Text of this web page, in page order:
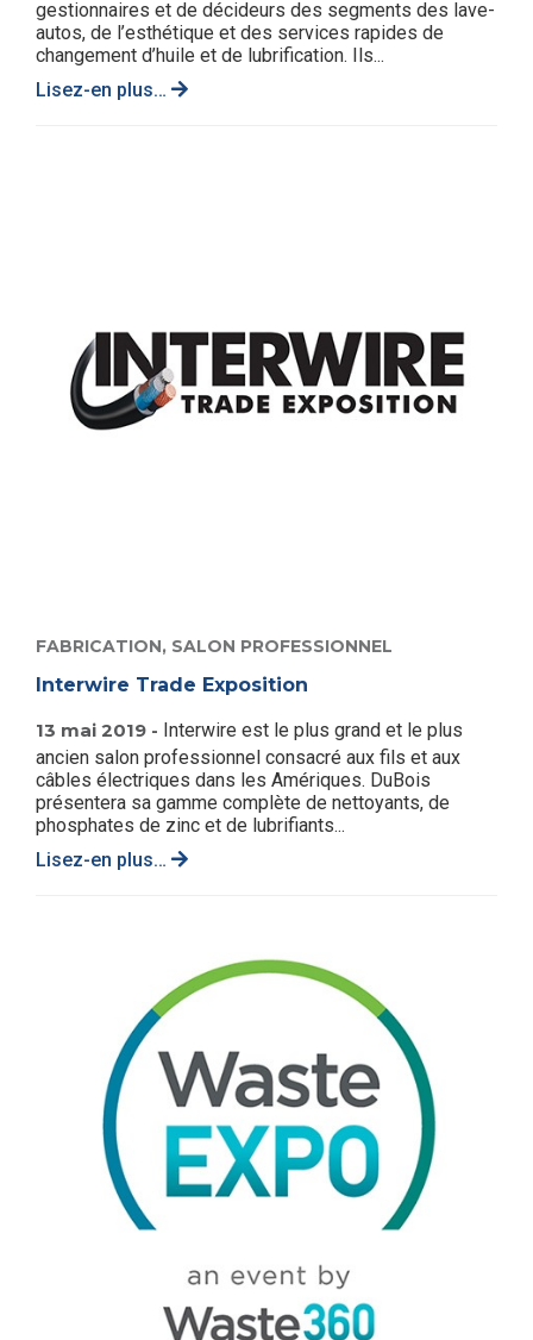
gestionnaires et de décideurs des segments des lave-
autos, de l’esthétique et des services rapides de
changement d’huile et de lubrification. Ils...
Lisez-en plus…
FABRICATION, SALON PROFESSIONNEL
Interwire Trade Exposition
13 mai 2019 - Interwire est le plus grand et le plus
ancien salon professionnel consacré aux fils et aux
câbles électriques dans les Amériques. DuBois
présentera sa gamme complète de nettoyants, de
phosphates de zinc et de lubrifiants...
Lisez-en plus…